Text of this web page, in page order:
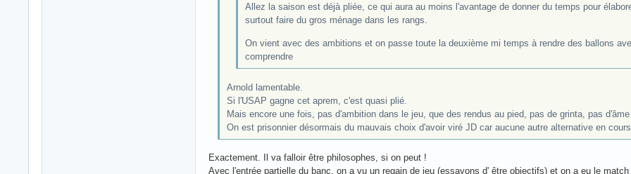
Allez la saison est déjà pliée, ce qui aura au moins l'avantage de donner du temps pour
surtout faire du gros ménage dans les rangs.
On vient avec des ambitions et on passe toute la deuxième mi temps à rendre des ballons
comprendre
Arnold lamentable.
Si l'USAP gagne cet aprem, c'est quasi plié.
Mais encore une fois, pas d'ambition dans le jeu, que des rendus au pied, pas de grinta, pas
On est prisonnier désormais du mauvais choix d'avoir viré JD car aucune autre alternative en
Exactement. Il va falloir être philosophes, si on peut !
Avec l'entrée partielle du banc, on a vu un regain de jeu (essayons d' être objectifs) et on a eu le